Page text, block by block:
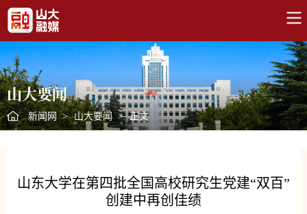
山大要闻
新闻网 > 山大要闻 > 正文
山东大学在第四批全国高校研究生党建“双百”
创建中再创佳绩